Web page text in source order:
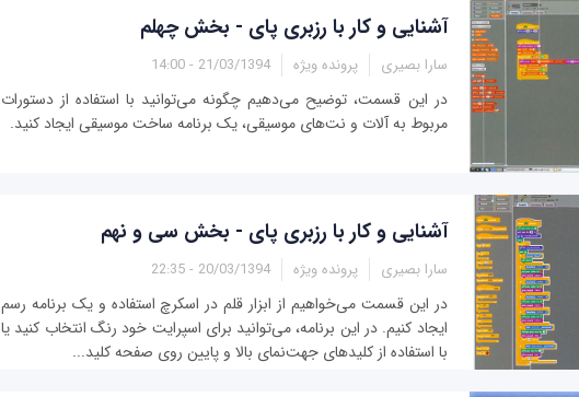
آشنایی و کار با رزبری پای - بخش چهلم
سارا بصیری پرونده ویژه 21/03/1394 - 14:00
در این قسمت، توضیح می‌دهیم چگونه می‌توانید با استفاده از دستورات
مربوط به آلات و نت‌های موسیقی، یک برنامه ساخت موسیقی ایجاد کنید.
آشنایی و کار با رزبری پای - بخش سی و نهم
سارا بصیری پرونده ویژه 20/03/1394 - 22:35
در این قسمت می‌خواهیم از ابزار قلم در اسکرچ استفاده و یک برنامه رسم
ایجاد کنیم. در این برنامه، می‌توانید برای اسپرایت خود رنگ انتخاب کنید یا
با استفاده از کلیدهای جهت‌نمای بالا و پایین روی صفحه‌ کلید...